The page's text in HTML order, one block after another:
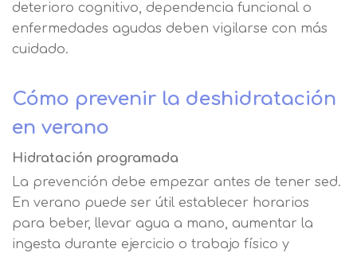
deterioro cognitivo, dependencia funcional o
enfermedades agudas deben vigilarse con más
cuidado.
Cómo prevenir la deshidratación
en verano
Hidratación programada
La prevención debe empezar antes de tener sed.
En verano puede ser útil establecer horarios
para beber, llevar agua a mano, aumentar la
ingesta durante ejercicio o trabajo físico y